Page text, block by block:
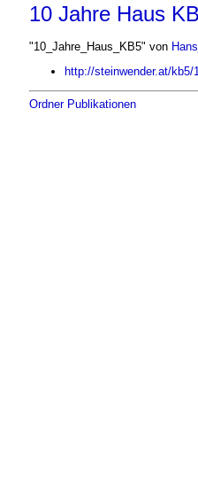
10 Jahre Haus
"10_Jahre_Haus_KB5" von
http://steinwender.at/kb5/
Ordner Publikationen